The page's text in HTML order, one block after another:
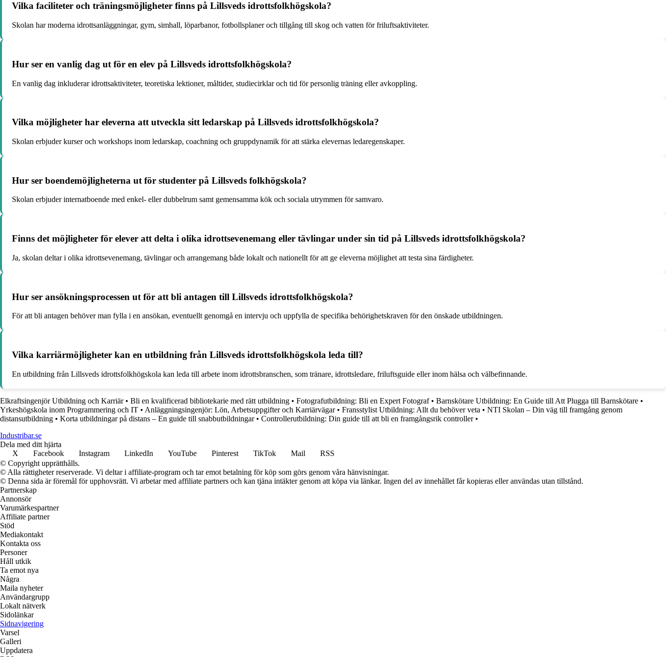
Vilka faciliteter och träningsmöjligheter finns på Lillsveds idrottsfolkhögskola?
Skolan har moderna idrottsanläggningar, gym, simhall, löparbanor, fotbollsplaner och tillgång till skog och vatten för friluftsaktiviteter.
Hur ser en vanlig dag ut för en elev på Lillsveds idrottsfolkhögskola?
En vanlig dag inkluderar idrottsaktiviteter, teoretiska lektioner, måltider, studiecirklar och tid för personlig träning eller avkoppling.
Vilka möjligheter har eleverna att utveckla sitt ledarskap på Lillsveds idrottsfolkhögskola?
Skolan erbjuder kurser och workshops inom ledarskap, coachning och gruppdynamik för att stärka elevernas ledaregenskaper.
Hur ser boendemöjligheterna ut för studenter på Lillsveds folkhögskola?
Skolan erbjuder internatboende med enkel- eller dubbelrum samt gemensamma kök och sociala utrymmen för samvaro.
Finns det möjligheter för elever att delta i olika idrottsevenemang eller tävlingar under sin tid på Lillsveds idrottsfolkhögskola?
Ja, skolan deltar i olika idrottsevenemang, tävlingar och arrangemang både lokalt och nationellt för att ge eleverna möjlighet att testa sina färdigheter.
Hur ser ansökningsprocessen ut för att bli antagen till Lillsveds idrottsfolkhögskola?
För att bli antagen behöver man fylla i en ansökan, eventuellt genomgå en intervju och uppfylla de specifika behörighetskraven för den önskade utbildningen.
Vilka karriärmöjligheter kan en utbildning från Lillsveds idrottsfolkhögskola leda till?
En utbildning från Lillsveds idrottsfolkhögskola kan leda till arbete inom idrottsbranschen, som tränare, idrottsledare, friluftsguide eller inom hälsa och välbefinnande.
Elkraftsingenjör Utbildning och Karriär• Bli en kvalificerad bibliotekarie med rätt utbildning • Fotografutbildning: Bli en Expert Fotograf • Barnskötare Utbildning: En Guide till Att Plugga till Barnskötare •
Yrkeshögskola inom Programmering och IT • Anläggningsingenjör: Lön, Arbetsuppgifter och Karriärvägar• Fransstylist Utbildning: Allt du behöver veta • NTI Skolan – Din väg till framgång genom
distansutbildning • Korta utbildningar på distans – En guide till snabbutbildningar• Controllerutbildning: Din guide till att bli en framgångsrik controller•
Industribar.se
Dela med ditt hjärta
X
Facebook Instagram LinkedIn YouTube Pinterest TikTok Mail
RSS
© Copyright upprätthålls.
© Alla rättigheter reserverade. Vi deltar i affiliate-program och tar emot betalning för köp som görs genom våra hänvisningar.
© Denna sida är föremål för upphovsrätt. Vi arbetar med affiliate partners och kan tjäna intäkter genom att köpa via länkar. Ingen del av innehållet får kopieras eller användas utan tillstånd.
Partnerskap
Annonsör
Varumärkespartner
Affiliate partner
Stöd
Mediakontakt
Kontakta oss
Personer
Håll utkik
Ta emot nya
Några
Maila nyheter
Användargrupp
Lokalt nätverk
Sidolänkar
Sidnavigering
Varsel
Galleri
Uppdatera